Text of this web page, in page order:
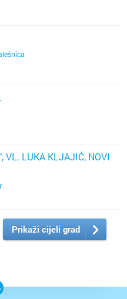
VL. LUKA KLJAJIĆ, NOVI
Prikaži cijeli grad